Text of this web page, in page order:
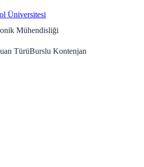
Üniversitesi
Mühendisliği
TürüBurslu Kontenjan